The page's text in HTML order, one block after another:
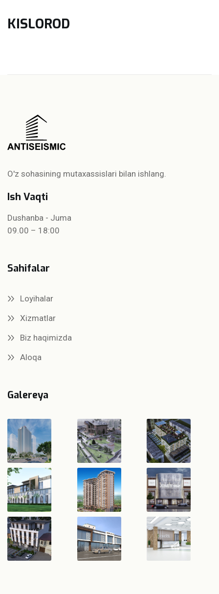
KISLOROD
O'z sohasining mutaxassislari bilan ishlang.
Ish Vaqti
Dushanba - Juma
09.00 – 18:00
Sahifalar
Loyihalar
Xizmatlar
Biz haqimizda
Aloqa
Galereya